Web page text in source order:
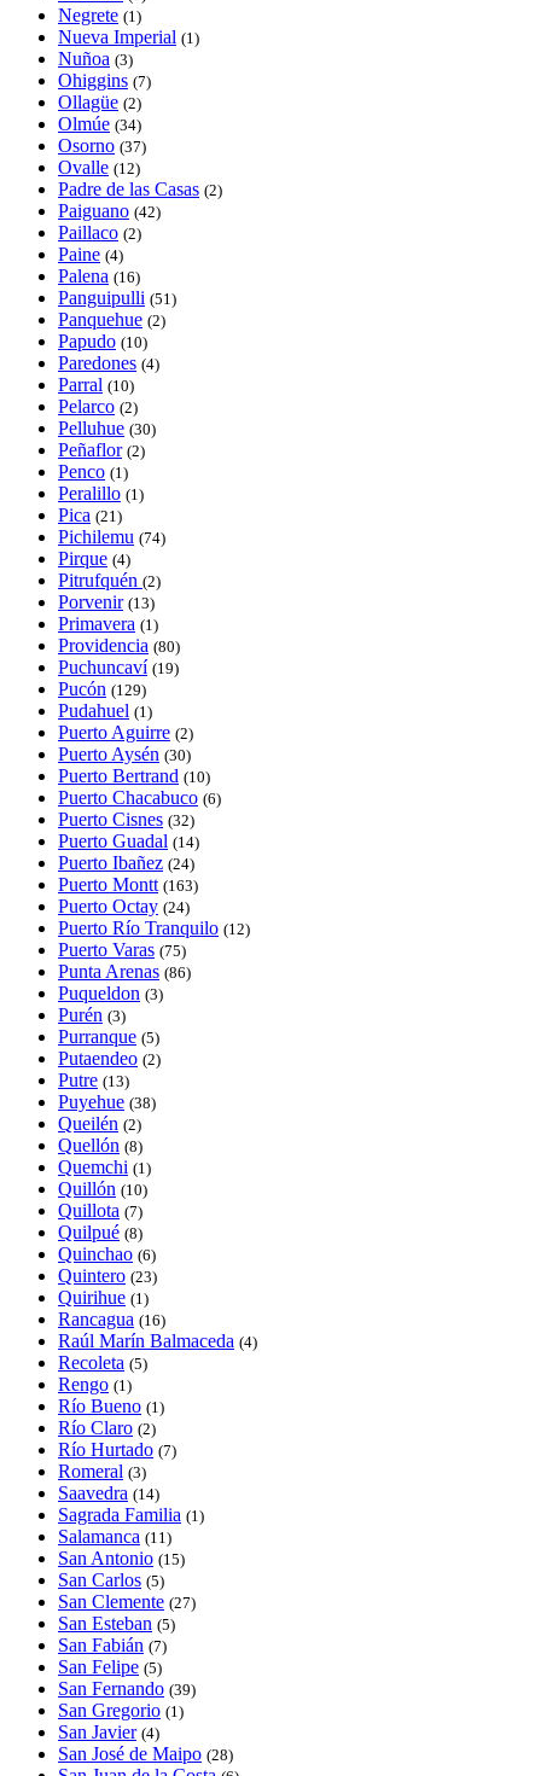
Negrete (1)
Nueva Imperial (1)
Nuñoa (3)
Ohiggins (7)
Ollagüe (2)
Olmúe (34)
Osorno (37)
Ovalle (12)
Padre de las Casas (2)
Paiguano (42)
Paillaco (2)
Paine (4)
Palena (16)
Panguipulli (51)
Panquehue (2)
Papudo (10)
Paredones (4)
Parral (10)
Pelarco (2)
Pelluhue (30)
Peñaflor (2)
Penco (1)
Peralillo (1)
Pica (21)
Pichilemu (74)
Pirque (4)
Pitrufquén (2)
Porvenir (13)
Primavera (1)
Providencia (80)
Puchuncaví (19)
Pucón (129)
Pudahuel (1)
Puerto Aguirre (2)
Puerto Aysén (30)
Puerto Bertrand (10)
Puerto Chacabuco (6)
Puerto Cisnes (32)
Puerto Guadal (14)
Puerto Ibañez (24)
Puerto Montt (163)
Puerto Octay (24)
Puerto Río Tranquilo (12)
Puerto Varas (75)
Punta Arenas (86)
Puqueldon (3)
Purén (3)
Purranque (5)
Putaendeo (2)
Putre (13)
Puyehue (38)
Queilén (2)
Quellón (8)
Quemchi (1)
Quillón (10)
Quillota (7)
Quilpué (8)
Quinchao (6)
Quintero (23)
Quirihue (1)
Rancagua (16)
Raúl Marín Balmaceda (4)
Recoleta (5)
Rengo (1)
Río Bueno (1)
Río Claro (2)
Río Hurtado (7)
Romeral (3)
Saavedra (14)
Sagrada Familia (1)
Salamanca (11)
San Antonio (15)
San Carlos (5)
San Clemente (27)
San Esteban (5)
San Fabián (7)
San Felipe (5)
San Fernando (39)
San Gregorio (1)
San Javier (4)
San José de Maipo (28)